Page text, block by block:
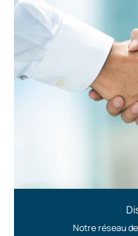
Notre réseau